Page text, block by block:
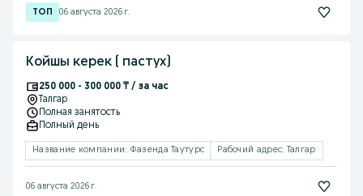
06 августа 2026 г.
Койшы керек ( пастух)
250 000 - 300 000 ₸ / за час
Талгар
Полная занятость
Полный день
Название компании: Фазенда Таутурс Рабочий адрес: Талгар
06 августа 2026 г.